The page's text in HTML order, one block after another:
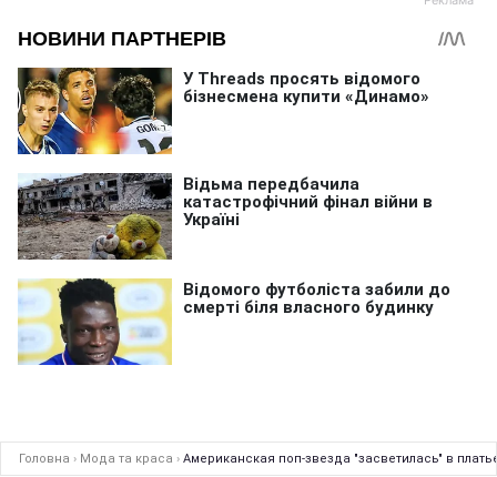
Головна › Мода та краса › Американская поп-звезда "засветилась" в